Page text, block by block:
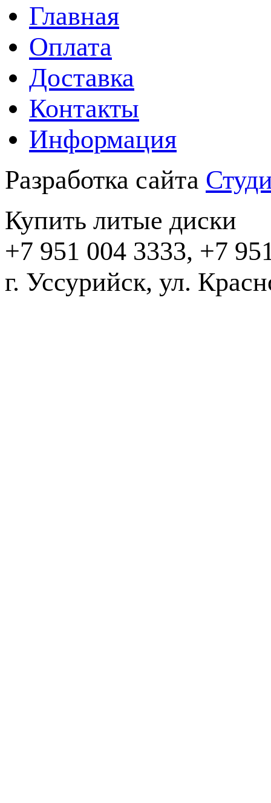
Главная
Оплата
Доставка
Контакты
Информация
Разработка сайта
Купить литые диски
+7 951 004 3333, +7
г. Уссурийск, ул.